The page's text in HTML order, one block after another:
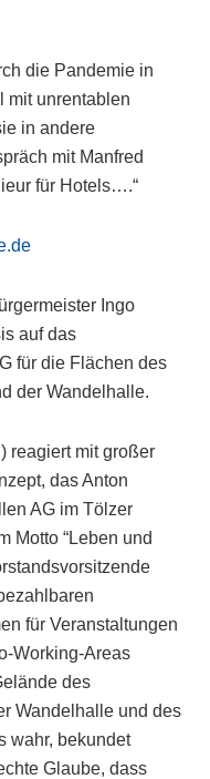
die Pandemie in
mit unrentablen
in andere
mit Manfred
für Hotels….“
Ingo
auf das
für die Flächen des
der Wandelhalle.
reagiert mit großer
das Anton
AG im Tölzer
Motto “Leben und
für Veranstaltungen
Working-Areas
des
Wandelhalle und des
wahr, bekundet
Glaube, dass